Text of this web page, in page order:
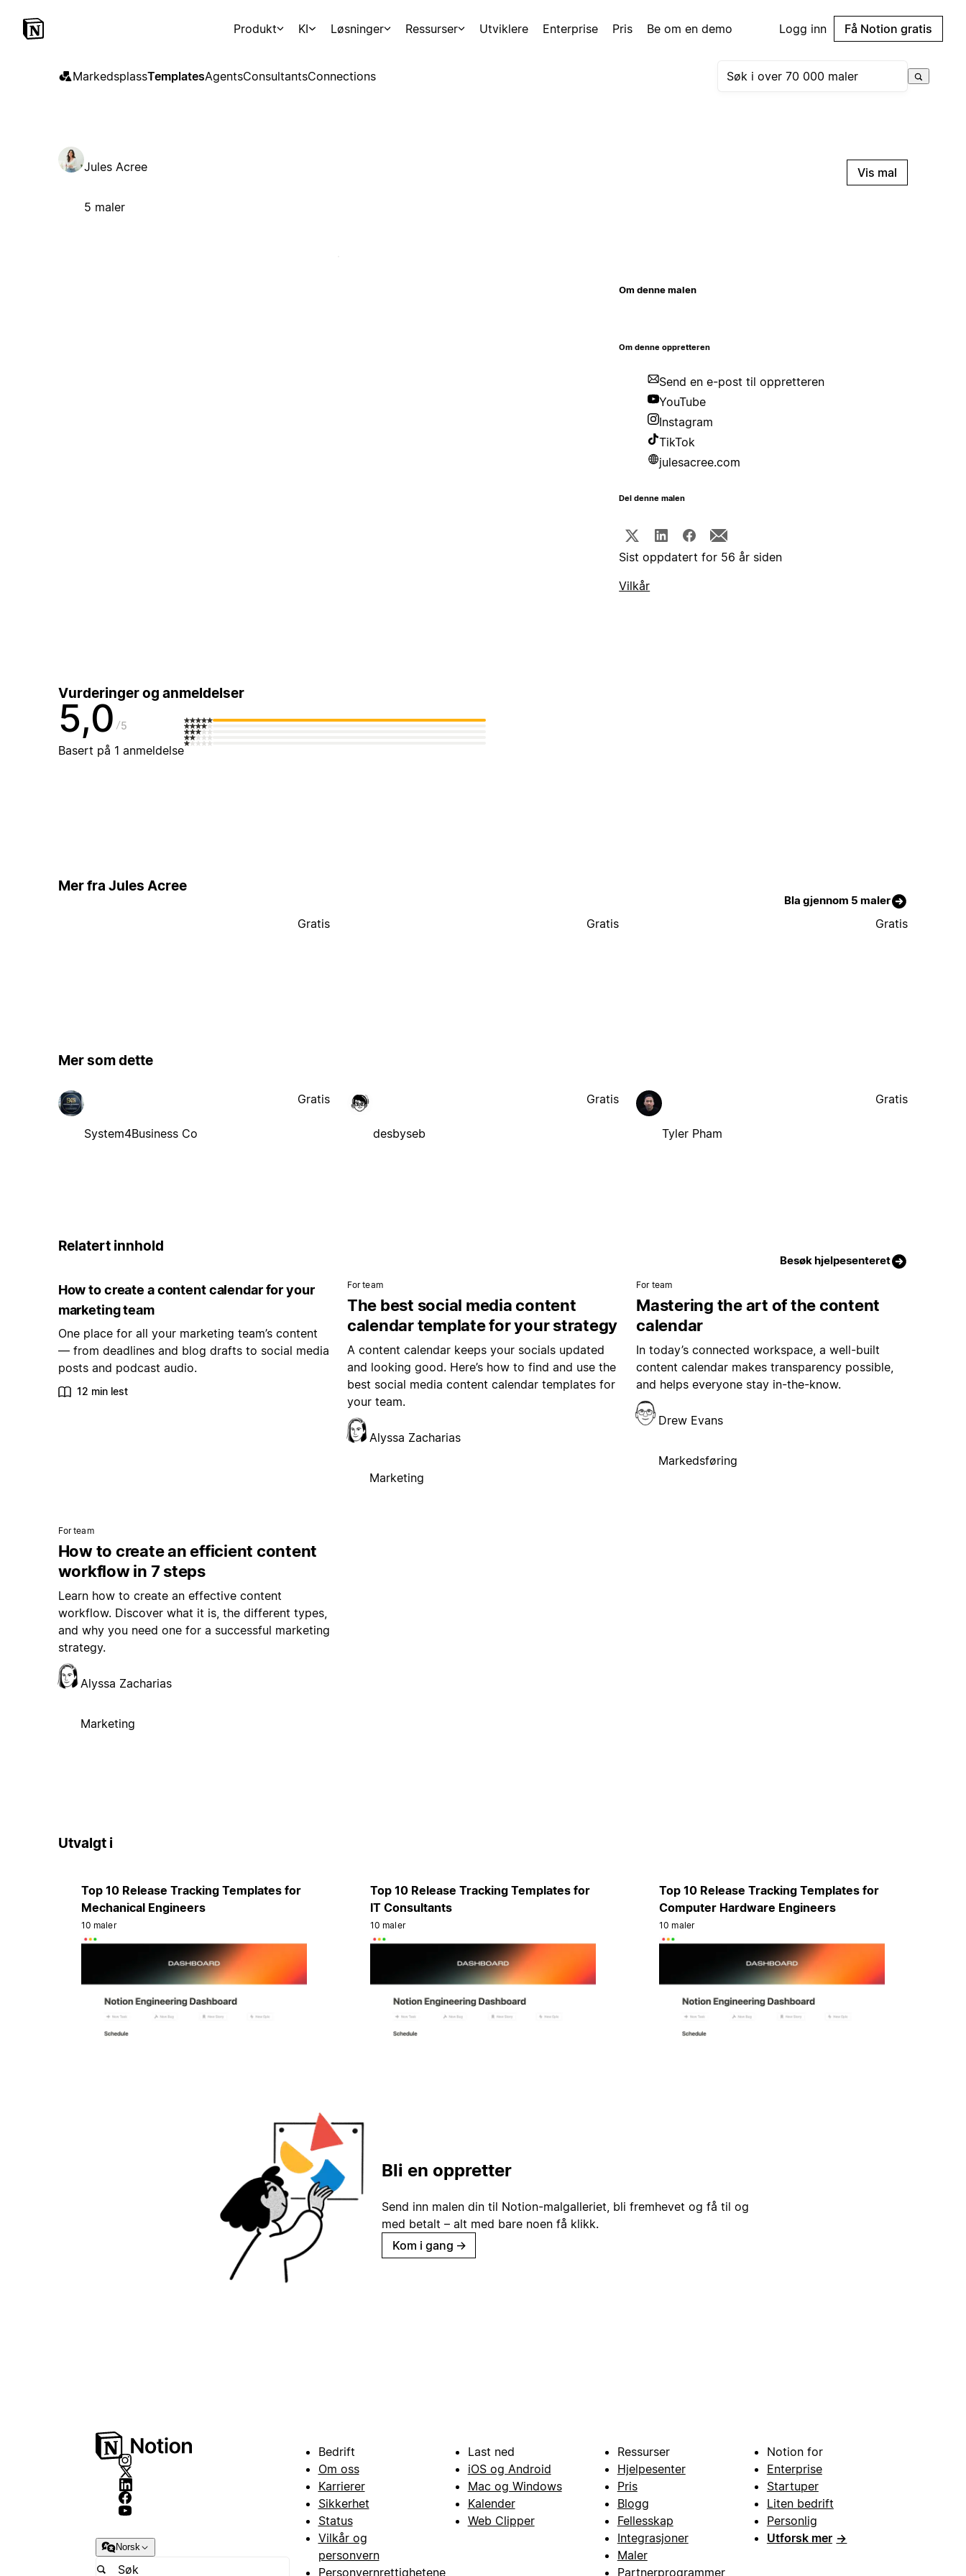
Produkt KI Løsninger Ressurser Utviklere Enterprise Pris Be om en demo Logg inn Få Notion gratis
MarkedsplassTemplatesAgentsConsultantsConnections
Jules Acree
5 maler
Vis mal
Om denne malen
Om denne oppretteren
Send en e-post til oppretteren
YouTube
Instagram
TikTok
julesacree.com
Del denne malen
Sist oppdatert for 56 år siden
Vilkår
Vurderinger og anmeldelser
5,0 5
Basert på 1 anmeldelse
Mer fra Jules Acree
Bla gjennom 5 maler
Gratis Gratis Gratis
Mer som dette
System4Business Co
Gratis
desbyseb
Gratis
Tyler Pham
Gratis
Relatert innhold
Besøk hjelpesenteret
How to create a content calendar for your
marketing team
One place for all your marketing team’s content
— from deadlines and blog drafts to social media
posts and podcast audio.
12 min lest
For team
The best social media content
calendar template for your strategy
A content calendar keeps your socials updated
and looking good. Here’s how to find and use the
best social media content calendar templates for
your team.
Alyssa Zacharias
Marketing
For team
Mastering the art of the content
calendar
In today’s connected workspace, a well-built
content calendar makes transparency possible,
and helps everyone stay in-the-know.
Drew Evans
Markedsføring
For team
How to create an efficient content
workflow in 7 steps
Learn how to create an effective content
workflow. Discover what it is, the different types,
and why you need one for a successful marketing
strategy.
Alyssa Zacharias
Marketing
Utvalgt i
Top 10 Release Tracking Templates for
Mechanical Engineers
10 maler
Top 10 Release Tracking Templates for
IT Consultants
10 maler
Top 10 Release Tracking Templates for
Computer Hardware Engineers
10 maler
Bli en oppretter
Send inn malen din til Notion-malgalleriet, bli fremhevet og få til og
med betalt – alt med bare noen få klikk.
Kom i gang →
Norsk
Bedrift
Om oss
Karrierer
Sikkerhet
Status
Vilkår og
personvern
Personvernrettighetene
Last ned
iOS og Android
Mac og Windows
Kalender
Web Clipper
Ressurser
Hjelpesenter
Pris
Blogg
Fellesskap
Integrasjoner
Maler
Partnerprogrammer
Notion for
Enterprise
Startuper
Liten bedrift
Personlig
Utforsk mer →